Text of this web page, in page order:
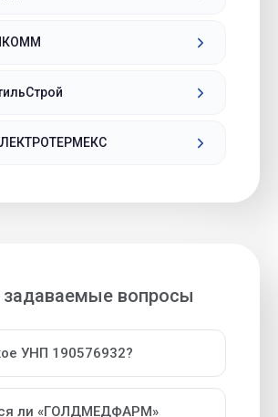
задаваемые вопросы
УНП 190576932?
ли «ГОЛДМЕДФАРМ»